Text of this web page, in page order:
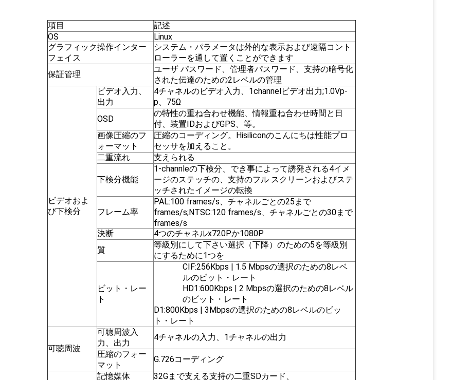
項目
記述
OS
Linux
グラフィック操作インター
フェイス
システム・パラメータは外的な表示および遠隔コント
ローラーを通して置くことができます
保証管理
ユーザ パスワード、管理者パスワード、支持の暗号化
された伝達のための2レベルの管理
ビデオおよ
び下検分
ビデオ入力、
出力
4チャネルのビデオ入力、1channelビデオ出力;1.0Vp-
p、75Ω
OSD
の特性の重ね合わせ機能、情報重ね合わせ時間と日
付、装置IDおよびGPS、等。
画像圧縮のフ
ォーマット
圧縮のコーディング。Hisiliconのこんにちは性能プロ
セッサを加えること。
二重流れ
支えられる
下検分機能
1-channleの下検分、でき事によって誘発される4イメ
ージのステッチの、支持のフル スクリーンおよびステ
ッチされたイメージの転換
フレーム率
PAL:100 frames/s、チャネルごとの25まで
frames/s;NTSC:120 frames/s、チャネルごとの30まで
frames/s
決断
4つのチャネルx720Pか1080P
質
等級別にして下さい選択（下降）のための5を等級別
にするために1つを
ビット・レー
ト
CIF:256Kbps | 1.5 Mbpsの選択のための8レベ
ルのビット・レート
HD1:600Kbps | 2 Mbpsの選択のための8レベル
のビット・レート
D1:800Kbps | 3Mbpsの選択のための8レベルのビッ
ト・レート
可聴周波
可聴周波入
力、出力
4チャネルの入力、1チャネルの出力
圧縮のフォー
マット
G.726コーディング
記憶媒体
32Gまで支える支持の二重SDカード、